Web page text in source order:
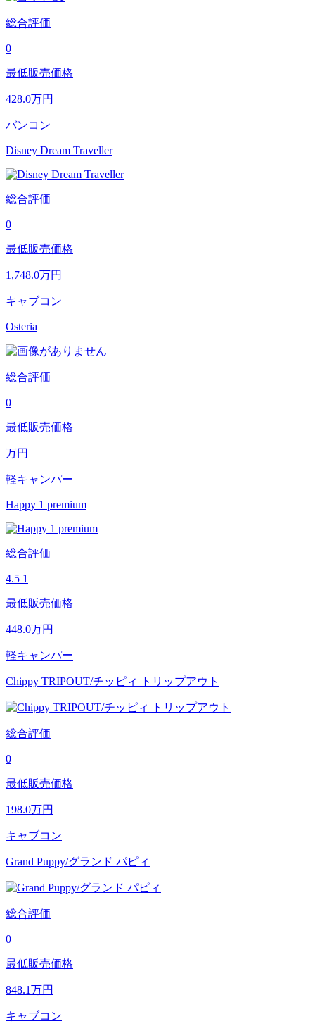
総合評価
0
最低販売価格
428.0万円
バンコン
Disney Dream Traveller
総合評価
0
最低販売価格
1,748.0万円
キャブコン
Osteria
総合評価
0
最低販売価格
万円
軽キャンパー
Happy 1 premium
総合評価
4.5 1
最低販売価格
448.0万円
軽キャンパー
Chippy TRIPOUT/チッピィ トリップアウト
総合評価
0
最低販売価格
198.0万円
キャブコン
Grand Puppy/グランド パピィ
総合評価
0
最低販売価格
848.1万円
キャブコン